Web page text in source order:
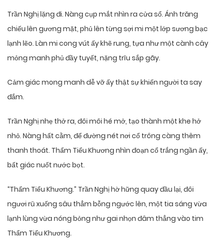
Trần Nghị lặng đi. Nàng cụp mắt nhìn ra cửa sổ. Ánh trăng
chiếu lên gương mặt, phủ lên từng sợi mi một lớp sương bạc
lạnh lẽo. Làn mi cong vút ấy khẽ rung, tựa như một cành cây
mỏng manh phủ đầy tuyết, nặng trĩu sắp gãy.
Cảm giác mong manh dễ vỡ ấy thật sự khiến người ta say
đắm.
Trần Nghị nhẹ thở ra, đôi môi hé mở, tạo thành một khe hở
nhỏ. Nàng hất cằm, để đường nét nơi cổ trông càng thêm
thanh thoát. Thẩm Tiểu Khương nhìn đoạn cổ trắng ngần ấy,
bất giác nuốt nước bọt.
“Thẩm Tiểu Khương.” Trần Nghị hờ hững quay đầu lại, đôi
ngươi rũ xuống sâu thẳm bỗng ngước lên, một tia sáng vừa
lạnh lùng vừa nóng bỏng như gai nhọn đâm thẳng vào tim
Thẩm Tiểu Khương.